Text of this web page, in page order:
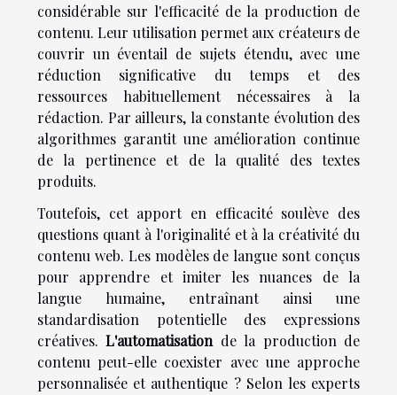
considérable sur l'efficacité de la production de
contenu. Leur utilisation permet aux créateurs de
couvrir un éventail de sujets étendu, avec une
réduction significative du temps et des
ressources habituellement nécessaires à la
rédaction. Par ailleurs, la constante évolution des
algorithmes garantit une amélioration continue
de la pertinence et de la qualité des textes
produits.
Toutefois, cet apport en efficacité soulève des
questions quant à l'originalité et à la créativité du
contenu web. Les modèles de langue sont conçus
pour apprendre et imiter les nuances de la
langue humaine, entraînant ainsi une
standardisation potentielle des expressions
créatives.L'automatisation de la production de
contenu peut-elle coexister avec une approche
personnalisée et authentique ? Selon les experts